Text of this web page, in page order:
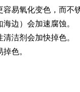
易氧化变色，而不
边）会加速腐蚀。
洁剂会加快掉色。
色。